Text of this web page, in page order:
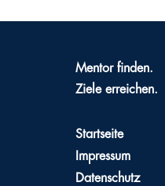
Mentor finden.
Ziele erreichen.
Startseite
Impressum
Datenschutz